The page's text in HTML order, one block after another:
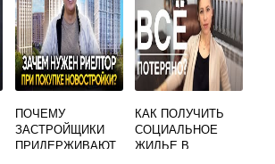
ПОЧЕМУ
ЗАСТРОЙЩИКИ
ПРИДЕРЖИВАЮТ
КАК ПОЛУЧИТЬ
СОЦИАЛЬНОЕ
ЖИЛЬЕ В